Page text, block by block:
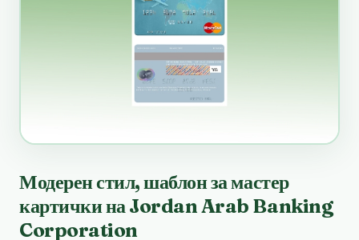
Модерен стил, шаблон за мастер
картички на Jordan Arab Banking
Corporation